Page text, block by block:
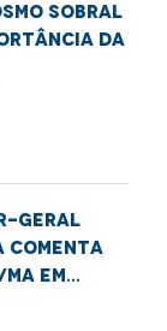
Sobral
da
à
geral
comenta
em
da